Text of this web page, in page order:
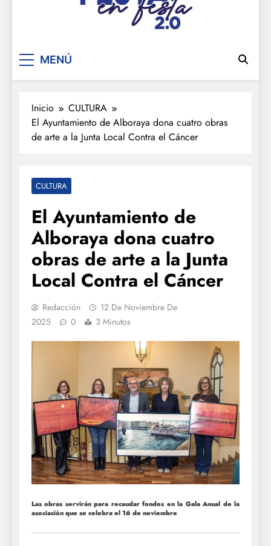
De festa en festa 2.0
MENÚ
Inicio
CULTURA
El Ayuntamiento de Alboraya dona cuatro obras
de arte a la Junta Local Contra el Cáncer
CULTURA
El Ayuntamiento de
Alboraya dona cuatro
obras de arte a la Junta
Local Contra el Cáncer
Redacción
12 De Noviembre De
2025
0 3 Minutos
Las obras servirán para recaudar fondos en la Gala Anual de la
asociación que se celebra el 16 de noviembre